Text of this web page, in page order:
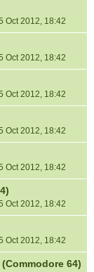
Oct 2012, 18:42
Oct 2012, 18:42
Oct 2012, 18:42
Oct 2012, 18:42
Oct 2012, 18:42
Oct 2012, 18:42
Oct 2012, 18:42
64)